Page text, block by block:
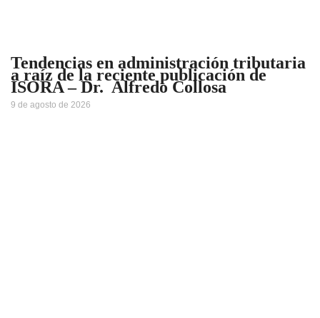
Tendencias en administración tributaria
a raíz de la reciente publicación de
ISORA – Dr. Alfredo Collosa
9 de agosto de 2026